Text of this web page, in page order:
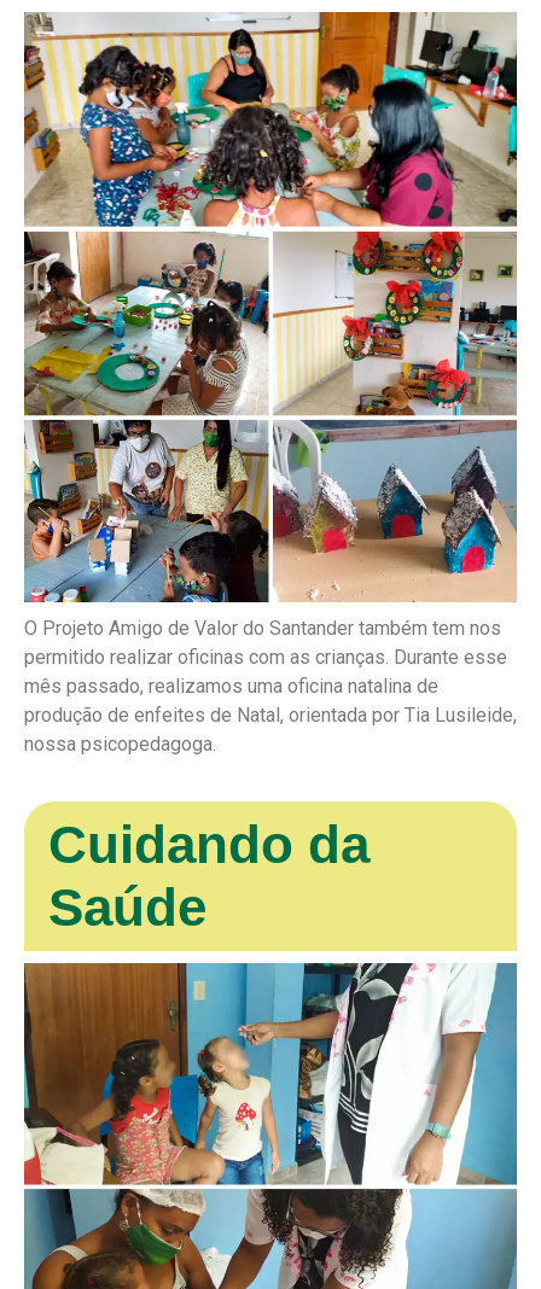
O Projeto Amigo de Valor do Santander também tem nos
permitido realizar oficinas com as crianças. Durante esse
mês passado, realizamos uma oficina natalina de
produção de enfeites de Natal, orientada por Tia Lusileide,
nossa psicopedagoga.
Cuidando da
Saúde